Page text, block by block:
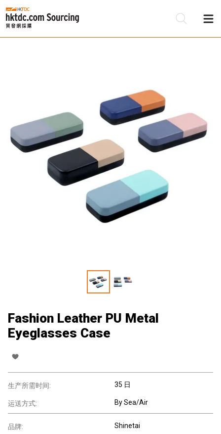
Fashion Leather PU Metal
Eyeglasses Case
生产所需时间: 35 日
运送方式: By Sea/Air
品牌: Shinetai